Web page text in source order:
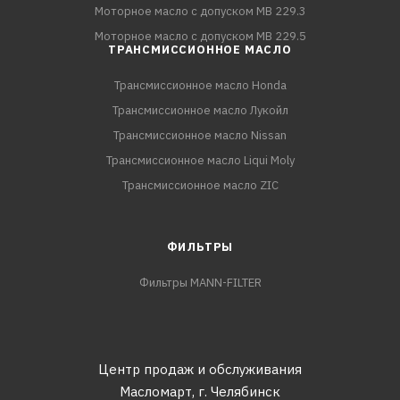
Моторное масло с допуском MB 229.3
Моторное масло с допуском MB 229.5
ТРАНСМИССИОННОЕ МАСЛО
Трансмиссионное масло Honda
Трансмиссионное масло Лукойл
Трансмиссионное масло Nissan
Трансмиссионное масло Liqui Moly
Трансмиссионное масло ZIC
ФИЛЬТРЫ
Фильтры MANN-FILTER
Центр продаж и обслуживания
Масломарт, г. Челябинск